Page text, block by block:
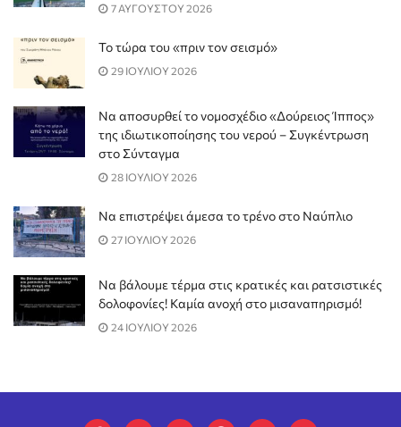
7 ΑΥΓΟΥΣΤΟΥ 2026
Το τώρα του «πριν τον σεισμό»
29 ΙΟΥΛΙΟΥ 2026
Να αποσυρθεί το νομοσχέδιο «Δούρειος Ίππος»
της ιδιωτικοποίησης του νερού – Συγκέντρωση
στο Σύνταγμα
28 ΙΟΥΛΙΟΥ 2026
Να επιστρέψει άμεσα το τρένο στο Ναύπλιο
27 ΙΟΥΛΙΟΥ 2026
Να βάλουμε τέρμα στις κρατικές και ρατσιστικές
δολοφονίες! Καμία ανοχή στο μισαναπηρισμό!
24 ΙΟΥΛΙΟΥ 2026